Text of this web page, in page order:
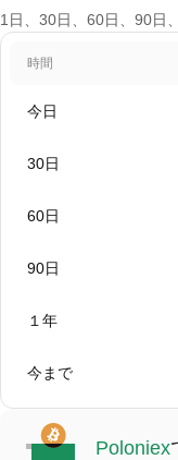
1日、30日、60日、90日
時間
今日
30日
60日
90日
１年
今まで
Poloniex